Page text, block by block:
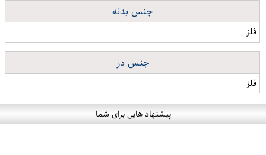
جنس بدنه
فلز
جنس در
فلز
پیشنهاد هایی برای شما